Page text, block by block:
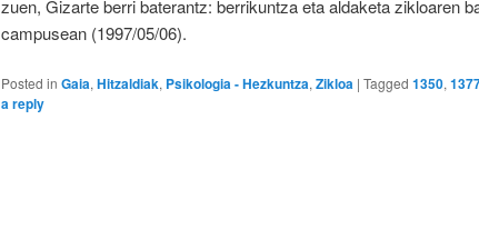
zuen, Gizarte berri baterantz: berrikuntza eta aldaketa zikloaren
campusean (1997/05/06).
Posted in Gaia, Hitzaldiak, Psikologia - Hezkuntza, Zikloa | Tagged 1350,
a reply